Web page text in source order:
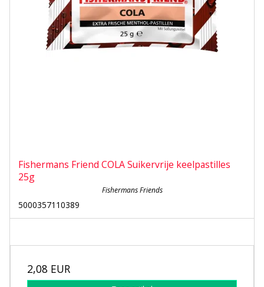
Fishermans Friend COLA Suikervrije keelpastilles
25g
Fishermans Friends
5000357110389
2,08 EUR